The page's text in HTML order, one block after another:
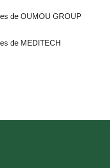
de OUMOU GROUP
de MEDITECH